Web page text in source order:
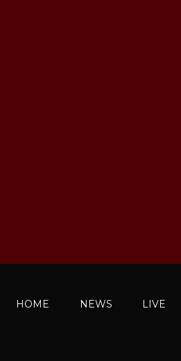
HOME NEWS LIVE